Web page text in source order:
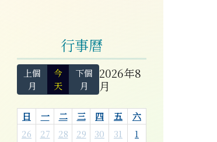
行事曆
上個
月
今
天
下個
月
2026年8
月
日 一 二 三 四 五
六
26
27 28 29 30 31 1